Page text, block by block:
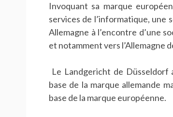
Invoquant sa marque
services de l’informatique, une
Allemagne à l’encontre d’une
et notamment vers l’Allemagne
Le Landgericht de Düsseldorf
base de la marque allemande
base de la marque européenne.